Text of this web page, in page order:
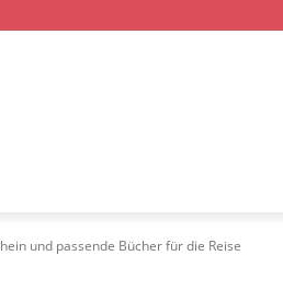
und passende Bücher für die Reise